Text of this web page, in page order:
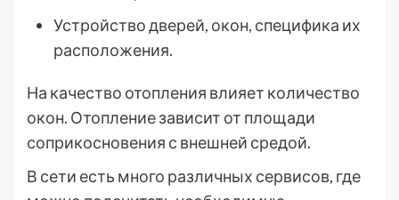
Устройство дверей, окон, специфика их
расположения.
На качество отопления влияет количество
окон. Отопление зависит от площади
соприкосновения с внешней средой.
В сети есть много различных сервисов, где